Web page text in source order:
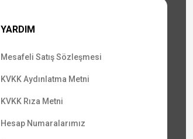
YARDIM
Mesafeli Satış Sözleşmesi
KVKK Aydınlatma Metni
KVKK Rıza Metni
Hesap Numaralarımız